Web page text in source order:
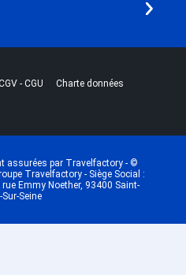
- CGU |Charte données
assurées par Travelfactory - ©
Travelfactory - Siège Social :
rue Emmy Noether, 93400 Saint-
Seine